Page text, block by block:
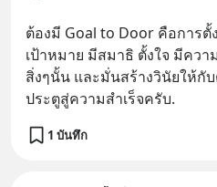
ต้องมี Goal to Door คือการ
เป้าหมาย มีสมาธิ ตั้งใจ มีคว
สิ่งๆนั้น และมั่นสร้างวินัยให้กั
ประตูสู่ความสำเร็จครับ.
1 บันทึก